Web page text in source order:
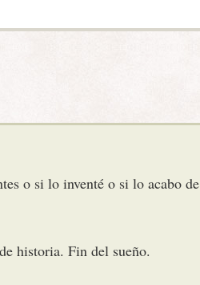
o si lo inventé o si lo acabo de
historia. Fin del sueño.